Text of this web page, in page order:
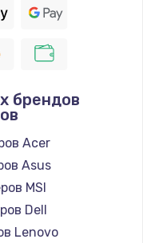
брендов
Acer
Asus
MSI
Dell
Lenovo